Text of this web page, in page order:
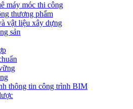
máy móc thi công
thương phẩm
vật liệu xây dựng
sản
thông tin công trình BIM